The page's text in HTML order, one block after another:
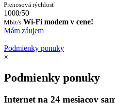
Prenosová rýchlosť
1000/50
Mbit/s Wi-Fi modem v cene!
Mám záujem
Podmienky ponuky
×
Podmienky ponuky
Internet na 24 mesiacov